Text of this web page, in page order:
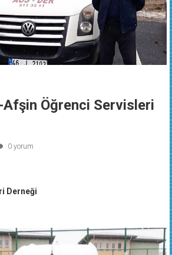
Öğrenci Servisleri
0 yorum
Derneği